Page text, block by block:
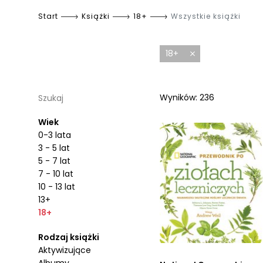
Start Książki 18+ Wszystkie książki
Szukaj
Wiek
0-3 lata
3 - 5 lat
5 - 7 lat
7 - 10 lat
10 - 13 lat
13+
18+
Rodzaj książki
Aktywizujące
18+
Wyników: 236